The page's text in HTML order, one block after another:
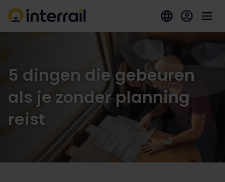
5 dingen die gebeuren
als je zonder planning
reist